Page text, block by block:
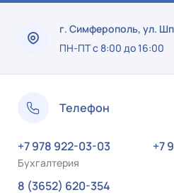
г. Симферополь, ул.
ПН-ПТ с 8:00 до 16:00
Телефон
+7 978 922-03-03
Бухгалтерия
8 (3652) 620-354
+7